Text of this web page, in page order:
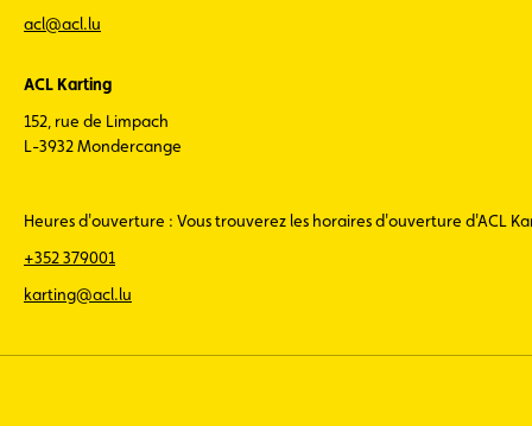
acl@acl.lu
ACL Karting
152, rue de Limpach
L-3932 Mondercange
Heures d'ouverture : Vous trouverez les horaires d'ouverture d'ACL
+352 379001
karting@acl.lu